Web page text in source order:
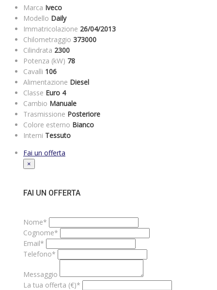
Marca Iveco
Modello Daily
Immatricolazione 26/04/2013
Chilometraggio 373000
Cilindrata 2300
Potenza (kW) 78
Cavalli 106
Alimentazione Diesel
Classe Euro 4
Cambio Manuale
Trasmissione Posteriore
Colore esterno Bianco
Interni Tessuto
Fai un offerta
×
FAI UN OFFERTA
Nome*
Cognome*
Email*
Telefono*
Messaggio
La tua offerta (€)*